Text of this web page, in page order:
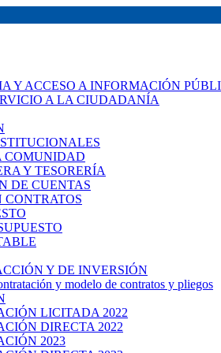
Y ACCESO A INFORMACIÓN
A LA CIUDADANÍA
COMUNIDAD
Y TESORERÍA
DE CUENTAS
CONTRATOS
Y DE INVERSIÓN
y modelo de contratos y pliegos
LICITADA 2022
DIRECTA 2022
2023